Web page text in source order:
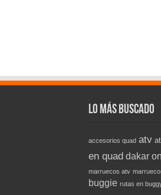
Lo más buscado
accesorios quad atv
en quad dakar
marruecos atv
buggie rutas en